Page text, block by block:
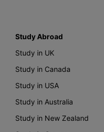
Study Abroad
Study in UK
Study in Canada
Study in USA
Study in Australia
Study in New Zealand